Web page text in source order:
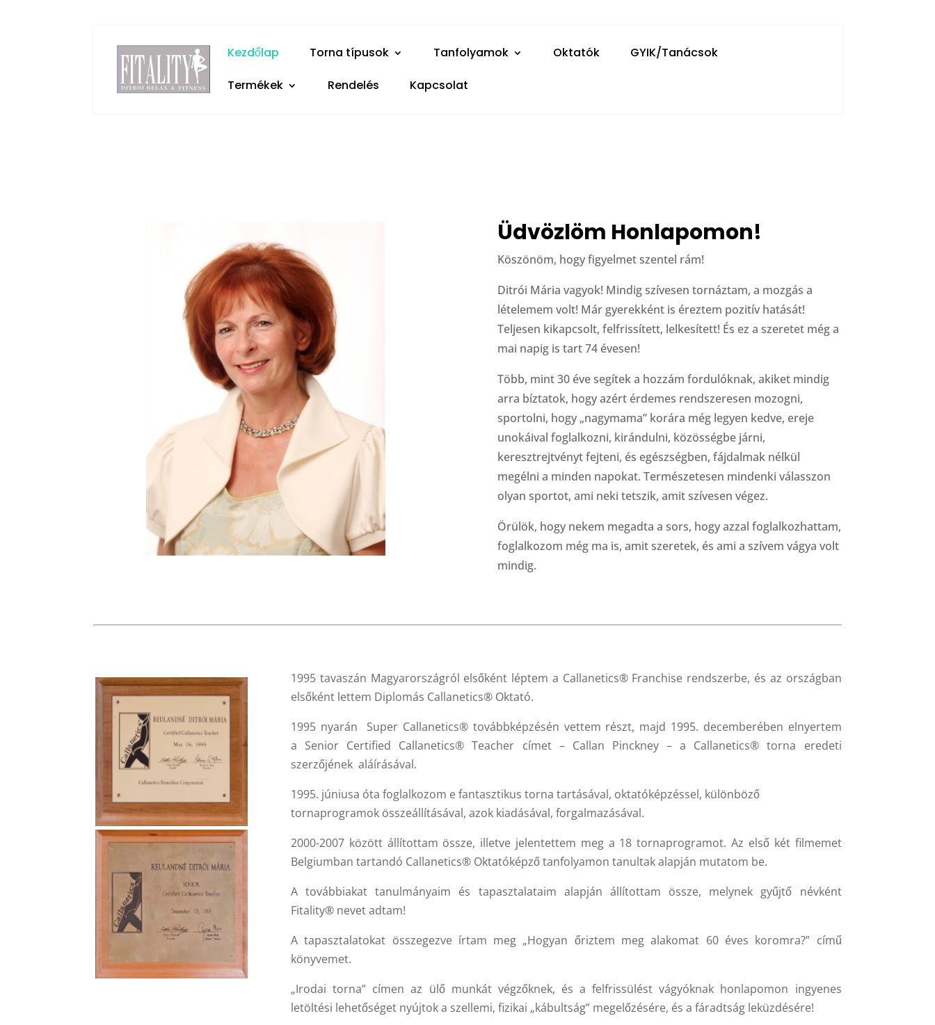
Kezdőlap Torna típusok Tanfolyamok Oktatók GYIK/Tanácsok
Termékek Rendelés Kapcsolat
Üdvözlöm Honlapomon!
Köszönöm, hogy figyelmet szentel rám!
Ditrói Mária vagyok! Mindig szívesen tornáztam, a mozgás a
lételemem volt! Már gyerekként is éreztem pozitív hatását!
Teljesen kikapcsolt, felfrissített, lelkesített! És ez a szeretet még a
mai napig is tart 74 évesen!
Több, mint 30 éve segítek a hozzám fordulóknak, akiket mindig
arra bíztatok, hogy azért érdemes rendszeresen mozogni,
sportolni, hogy „nagymama” korára még legyen kedve, ereje
unokáival foglalkozni, kirándulni, közösségbe járni,
keresztrejtvényt fejteni, és egészségben, fájdalmak nélkül
megélni a minden napokat. Természetesen mindenki válasszon
olyan sportot, ami neki tetszik, amit szívesen végez.
Örülök, hogy nekem megadta a sors, hogy azzal foglalkozhattam,
foglalkozom még ma is, amit szeretek, és ami a szívem vágya volt
mindig.
1995 tavaszán Magyarországról elsőként léptem a Callanetics® Franchise rendszerbe, és az országban
elsőként lettem Diplomás Callanetics®Oktató.
1995 nyarán Super Callanetics® továbbképzésén vettem részt, majd 1995. decemberében elnyertem
a Senior Certified Callanetics® Teacher címet – Callan Pinckney – a Callanetics® torna eredeti
szerzőjének aláírásával.
1995. júniusa óta foglalkozom e fantasztikus torna tartásával, oktatóképzéssel, különböző
tornaprogramok összeállításával, azok kiadásával, forgalmazásával.
2000-2007 között állítottam össze, illetve jelentettem meg a 18 tornaprogramot. Az első két filmemet
Belgiumban tartandó Callanetics® Oktatóképző tanfolyamon tanultak alapján mutatom be.
A továbbiakat tanulmányaim és tapasztalataim alapján állítottam össze, melynek gyűjtő névként
Fitality® nevet adtam!
A tapasztalatokat összegezve írtam meg „Hogyan őriztem meg alakomat 60 éves koromra?” című
könyvemet.
„Irodai torna” címen az ülő munkát végzőknek, és a felfrissülést vágyóknak honlapomon ingyenes
letöltési lehetőséget nyújtok a szellemi, fizikai „kábultság” megelőzésére, és a fáradtság leküzdésére!